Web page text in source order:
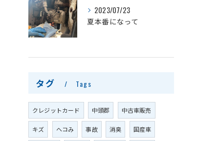
2023/07/23
夏本番になって
タグ Tags
クレジットカード 中頭郡 中古車販売
キズ ヘコみ 事故 消臭 国産車